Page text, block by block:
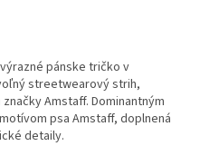
pánske tričko v
streetwearový strih,
Amstaff. Dominantným
psa Amstaff, doplnená
detaily.